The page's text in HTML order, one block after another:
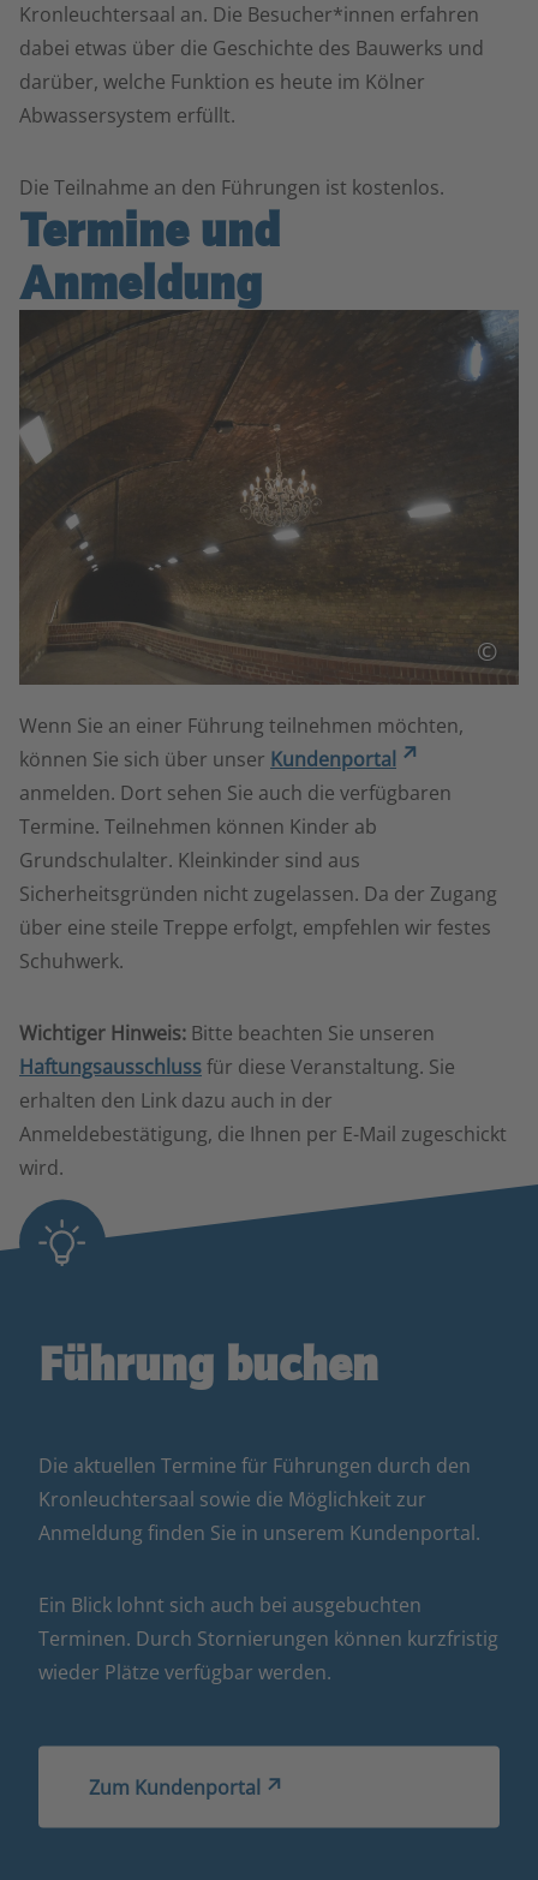
Kronleuchtersaal an. Die Besucher*innen erfahren
dabei etwas über die Geschichte des Bauwerks und
darüber, welche Funktion es heute im Kölner
Abwassersystem erfüllt.
Die Teilnahme an den Führungen ist kostenlos.
Termine und
Anmeldung
©
Wenn Sie an einer Führung teilnehmen möchten,
können Sie sich über unser Kundenportal
anmelden. Dort sehen Sie auch die verfügbaren
Termine. Teilnehmen können Kinder ab
Grundschulalter. Kleinkinder sind aus
Sicherheitsgründen nicht zugelassen. Da der Zugang
über eine steile Treppe erfolgt, empfehlen wir festes
Schuhwerk.
Wichtiger Hinweis: Bitte beachten Sie unseren
Haftungsausschlussfür diese Veranstaltung. Sie
erhalten den Link dazu auch in der
Anmeldebestätigung, die Ihnen per E-Mail zugeschickt
wird.
Führung buchen
Die aktuellen Termine für Führungen durch den
Kronleuchtersaal sowie die Möglichkeit zur
Anmeldung finden Sie in unserem Kundenportal.
Ein Blick lohnt sich auch bei ausgebuchten
Terminen. Durch Stornierungen können kurzfristig
wieder Plätze verfügbar werden.
Zum Kundenportal